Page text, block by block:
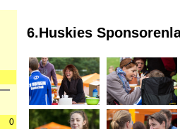
0
6.Huskies